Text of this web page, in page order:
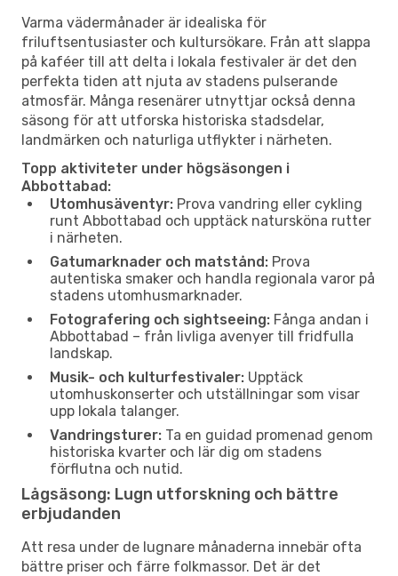
Varma vädermånader är idealiska för
friluftsentusiaster och kultursökare. Från att slappa
på kaféer till att delta i lokala festivaler är det den
perfekta tiden att njuta av stadens pulserande
atmosfär. Många resenärer utnyttjar också denna
säsong för att utforska historiska stadsdelar,
landmärken och naturliga utflykter i närheten.
Topp aktiviteter under högsäsongen i
Abbottabad:
Utomhusäventyr: Prova vandring eller cykling
runt Abbottabad och upptäck natursköna rutter
i närheten.
Gatumarknader och matstånd: Prova
autentiska smaker och handla regionala varor på
stadens utomhusmarknader.
Fotografering och sightseeing: Fånga andan i
Abbottabad – från livliga avenyer till fridfulla
landskap.
Musik- och kulturfestivaler: Upptäck
utomhuskonserter och utställningar som visar
upp lokala talanger.
Vandringsturer: Ta en guidad promenad genom
historiska kvarter och lär dig om stadens
förflutna och nutid.
Lågsäsong: Lugn utforskning och bättre
erbjudanden
Att resa under de lugnare månaderna innebär ofta
bättre priser och färre folkmassor. Det är det